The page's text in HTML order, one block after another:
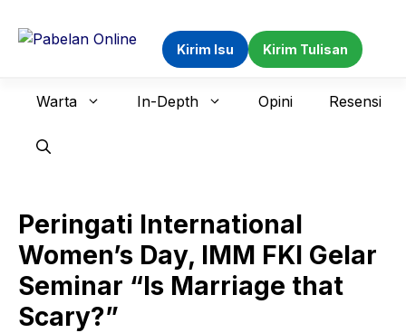
Kirim Isu Kirim Tulisan
Warta In-Depth Opini Resensi
Peringati International
Women’s Day, IMM FKI Gelar
Seminar “Is Marriage that
Scary?”